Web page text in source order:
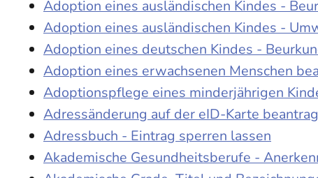
Adoption eines ausländischen Kindes -
Adoption eines ausländischen Kindes -
Adoption eines deutschen Kindes -
Adoption eines erwachsenen Menschen
Adoptionspflege eines minderjährigen
Adressänderung auf der eID-Karte
Adressbuch - Eintrag sperren lassen
Akademische Gesundheitsberufe -